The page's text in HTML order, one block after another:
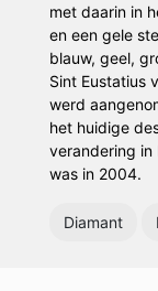
met daarin in
en een gele
blauw, geel,
Sint Eustatius
werd
het huidige
verandering in
was in 2004.
Diamant